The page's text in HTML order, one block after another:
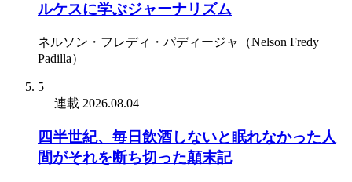
ルケスに学ぶジャーナリズム
ネルソン・フレディ・パディージャ（Nelson Fredy
Padilla）
5
連載 2026.08.04
四半世紀、毎日飲酒しないと眠れなかった人
間がそれを断ち切った顛末記